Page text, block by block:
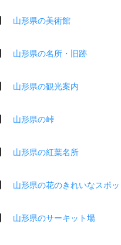
山形県の美術館
山形県の名所・旧跡
山形県の観光案内
山形県の峠
山形県の紅葉名所
山形県の花のきれいなスポ
山形県のサーキット場